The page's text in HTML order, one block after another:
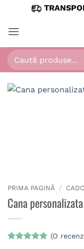
content
Caută
după:
PRIMA PAGINĂ /
Cana
(O